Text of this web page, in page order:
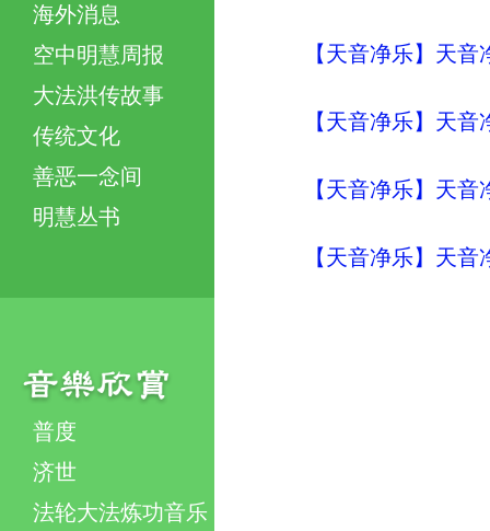
海外消息
空中明慧周报
大法洪传故事
传统文化
善恶一念间
明慧丛书
普度
济世
法轮大法炼功音乐
【天音净乐】天
【天音净乐】天
【天音净乐】天
【天音净乐】天